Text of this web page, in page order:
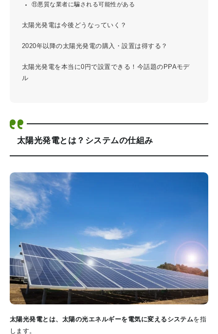
⑪悪質な業者に騙される可能性がある
太陽光発電は今後どうなっていく？
2020年以降の太陽光発電の購入・設置は得する？
太陽光発電を本当に0円で設置できる！今話題のPPAモデ
ル
太陽光発電とは？システムの仕組み
太陽光発電とは、太陽の光エネルギーを電気に変えるシステムを指
します。